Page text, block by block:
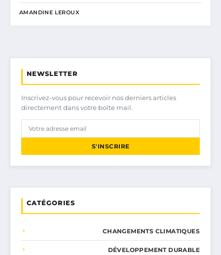
AMANDINE LEROUX
NEWSLETTER
Inscrivez-vous pour recevoir nos derniers articles
directement dans votre boîte mail.
S'INSCRIRE
CATÉGORIES
CHANGEMENTS CLIMATIQUES
DÉVELOPPEMENT DURABLE